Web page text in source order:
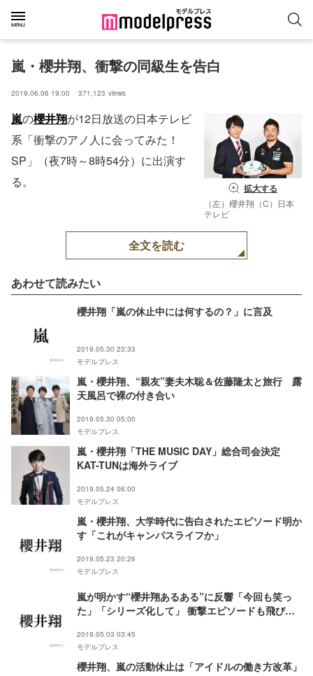
嵐・櫻井翔、衝撃の同級生を告白
2019.06.06 19:00 371,123 views
拡大する
（左）櫻井翔（C）日本
テレビ
嵐の櫻井翔が12日放送の日本テレビ
系「衝撃のアノ人に会ってみた！
SP」（夜7時～8時54分）に出演す
る。
全文を読む
あわせて読みたい
櫻井翔「嵐の休止中には何するの？」に言及
2019.05.30 23:33
モデルプレス
嵐・櫻井翔、“親友”妻夫木聡＆佐藤隆太と旅行 露
天風呂で裸の付き合い
2019.05.30 05:00
モデルプレス
嵐・櫻井翔「THE MUSIC DAY」総合司会決定
KAT-TUNは海外ライブ
2019.05.24 06:00
モデルプレス
嵐・櫻井翔、大学時代に告白されたエピソード明か
す「これがキャンパスライフか」
2019.05.23 20:26
モデルプレス
嵐が明かす“櫻井翔あるある”に反響「今回も笑っ
た」「シリーズ化して」 衝撃エピソードも飛び出
2019.05.03 03:45
モデルプレス
櫻井翔、嵐の活動休止は「アイドルの働き方改革」